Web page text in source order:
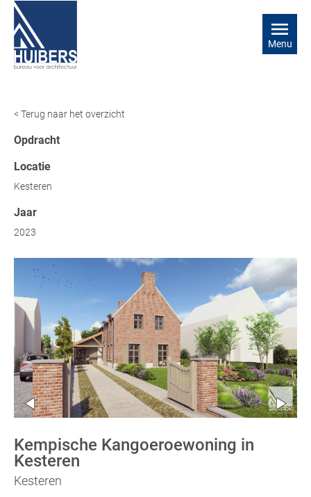
Menu
< Terug naar het overzicht
Opdracht
Locatie
Kesteren
Jaar
2023
Kempische Kangoeroewoning in
Kesteren
Kesteren